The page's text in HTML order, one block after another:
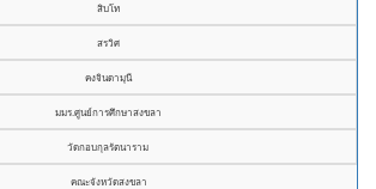
สิบโท
สรวิศ
คงจินดามุนี
มมร.ศูนย์การศึกษาสงขลา
วัดกอบกุลรัตนาราม
คณะจังหวัดสงขลา